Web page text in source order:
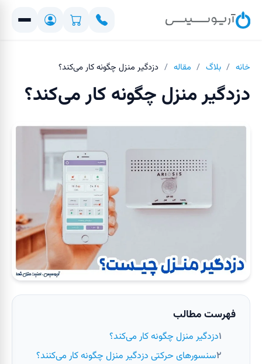
خانه / بلاگ / مقاله / دزدگیر منزل چگونه کار می‌کند؟
دزدگیر منزل چگونه کار می‌کند؟
فهرست مطالب
دزدگیر منزل چگونه کار می‌کند؟
سنسورهای حرکتی دزدگیر منزل چگونه کار می‌کنند؟